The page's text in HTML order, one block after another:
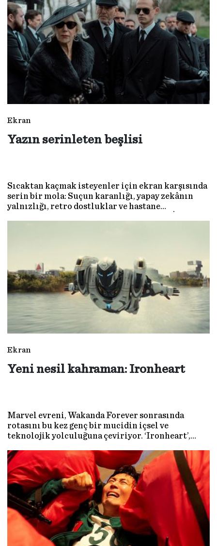
sinemada...
Ekran
Yazın serinleten beşlisi
Sıcaktan kaçmak isteyenler için ekran karşısında
serin bir mola: Suçun karanlığı, yapay zekânın
yalnızlığı, retro dostluklar ve hastane
Ekran
Yeni nesil kahraman: Ironheart
Marvel evreni, Wakanda Forever sonrasında
rotasını bu kez genç bir mucidin içsel ve
teknolojik yolculuğuna çeviriyor. ‘Ironheart’,
çalışan, gençlik, miras ve kimlik üzerine kurulu
taze bir başlangıç.